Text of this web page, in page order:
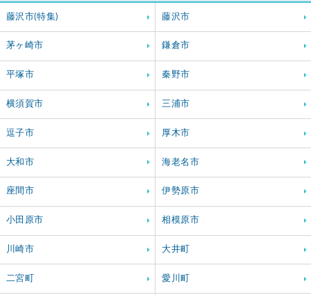
藤沢市(特集) 藤沢市
茅ヶ崎市 鎌倉市
平塚市 秦野市
横須賀市 三浦市
逗子市 厚木市
大和市 海老名市
座間市 伊勢原市
小田原市 相模原市
川崎市 大井町
二宮町 愛川町